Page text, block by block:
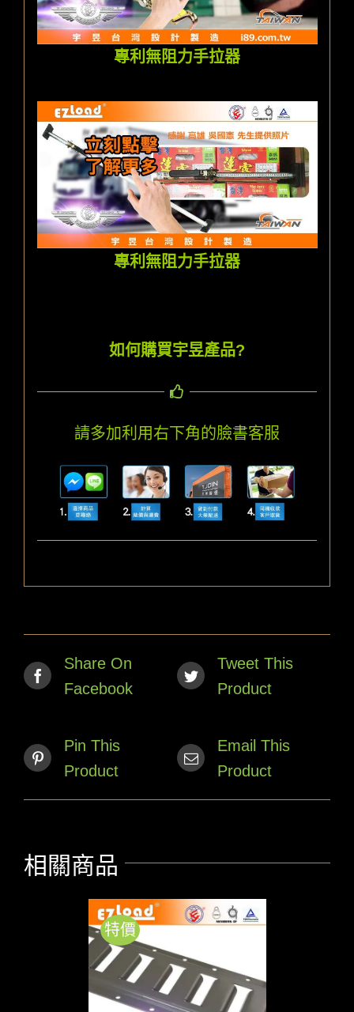
專利無阻力手拉器
專利無阻力手拉器
如何購買宇昱產品?
請多加利用右下角的臉書客服
Share On
Facebook
Tweet This
Product
Pin This
Product
Email This
Product
相關商品
特價